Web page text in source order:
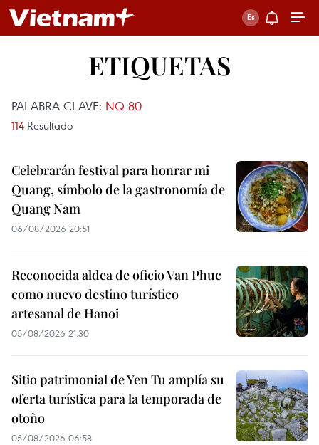
ETIQUETAS
PALABRA CLAVE: NQ 80
114 Resultado
Celebrarán festival para honrar mi
Quang, símbolo de la gastronomía de
Quang Nam
06/08/2026 20:51
Reconocida aldea de oficio Van Phuc
como nuevo destino turístico
artesanal de Hanoi
05/08/2026 21:30
Sitio patrimonial de Yen Tu amplía su
oferta turística para la temporada de
otoño
05/08/2026 06:58